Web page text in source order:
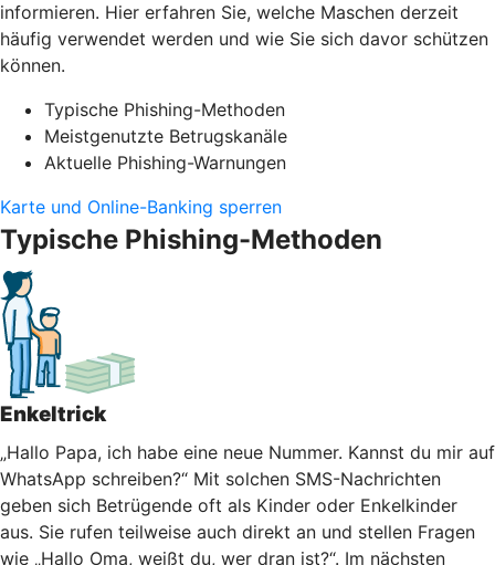
informieren. Hier erfahren Sie, welche Maschen derzeit
häufig verwendet werden und wie Sie sich davor schützen
können.
Typische Phishing-Methoden
Meistgenutzte Betrugskanäle
Aktuelle Phishing-Warnungen
Karte und Online-Banking sperren
Typische Phishing-Methoden
Enkeltrick
„Hallo Papa, ich habe eine neue Nummer. Kannst du mir auf
WhatsApp schreiben?“ Mit solchen SMS-Nachrichten
geben sich Betrügende oft als Kinder oder Enkelkinder
aus. Sie rufen teilweise auch direkt an und stellen Fragen
wie „Hallo Oma, weißt du, wer dran ist?“. Im nächsten